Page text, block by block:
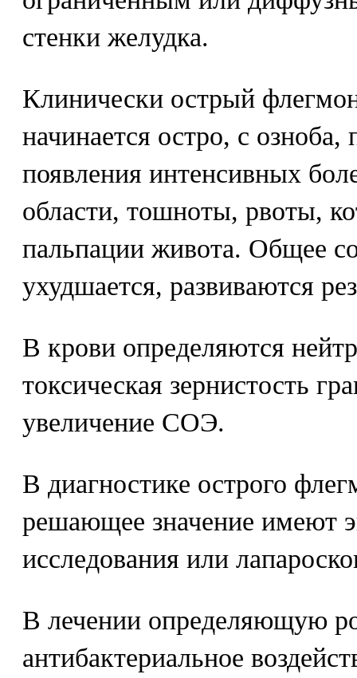
стенки желудка.
Клинически острый
начинается остро, с
появления интенсивных
области, тошноты, рвоты,
пальпации живота. Общее
ухудшается, развиваются
В крови определяются
токсическая зернистость
увеличение СОЭ.
В диагностике острого
решающее значение имеют
исследования или
В лечении определяющую
антибактериальное